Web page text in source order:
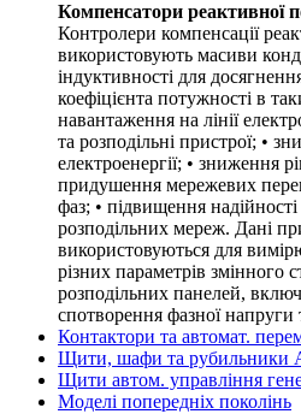
Компенсатори реактивної
Контролери компенсації
використовують масиви
індуктивності для
коефіцієнта потужності в
навантаження на лінії
та розподільні пристрої; •
електроенергії; • зниження
придушення мережевих
фаз; • підвищення надійності
розподільних мереж. Дані
використовуються для
різних параметрів змінного
розподільних панелей,
спотворення фазної напруги
Контактори та автомат.
Щити, шафи та рубильники
Щити автом. управління
Моделі попередніх поколінь